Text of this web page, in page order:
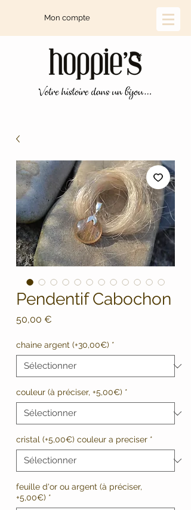
Mon compte
Pendentif Cabochon
50,00 €
chaine argent (+30,00€) *
couleur (à préciser, +5,00€) *
cristal (+5,00€) couleur a preciser *
feuille d'or ou argent (à préciser,
+5,00€) *